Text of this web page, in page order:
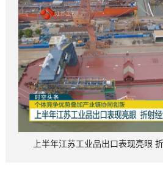
上半年江苏工业品出口表现亮眼